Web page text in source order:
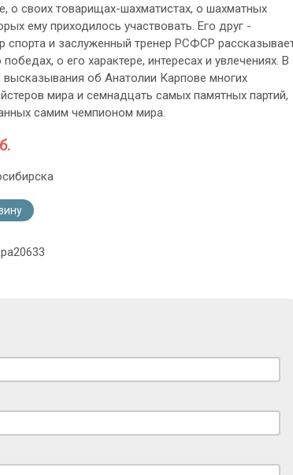
о своих товарищах-шахматистах, о шахматных
ему приходилось участвовать. Его друг -
спорта и заслуженный тренер РСФСР
о его характере, интересах и увлечениях. В
высказывания об Анатолии Карпове многих
мира и семнадцать самых памятных партий,
самим чемпионом мира.